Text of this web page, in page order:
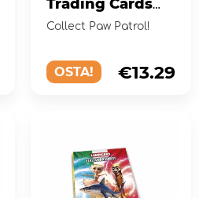
Trading Cards
Starter Set
Collect Paw Patrol!
OSTA! €13.29